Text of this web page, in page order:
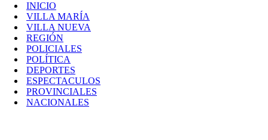
navegación
INICIO
VILLA MARÍA
VILLA NUEVA
REGIÓN
POLICIALES
POLÍTICA
DEPORTES
ESPECTACULOS
PROVINCIALES
NACIONALES